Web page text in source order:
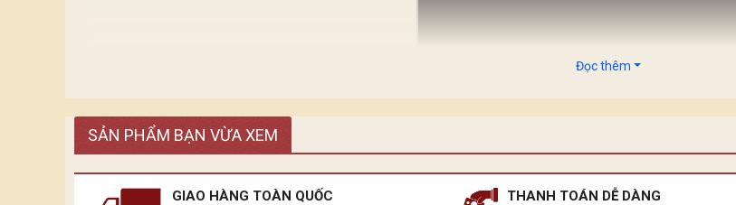
Ánh sáng tựa những dòng chảy tiếp nối nhau. Mỗi dòng ánh sáng lại có những sứ mệnh riêng. Ánh
diện cho sự phát triển tân tiến hiện đại.
Còn ánh sáng của Bảo Khánh đến từ những chiếc đèn ngủ gốm sứ, tựa như một khúc ca du dương
Đọc thêm
SẢN PHẨM BẠN VỪA XEM
GIAO HÀNG TOÀN QUỐC THANH TOÁN DỄ DÀNG